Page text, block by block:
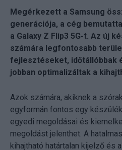
Megérkezett a Samsung
generációja, a cég
a Galaxy Z Flip3 5G-t. Az új
számára legfontosabb
fejlesztéseket, időtállóbbak
jobban optimalizáltak a
Azok számára, akiknek a
egyformán fontos egy
egyedi megoldásai és
megoldást jelenthet. A
kihajtható határtalan kijelző és